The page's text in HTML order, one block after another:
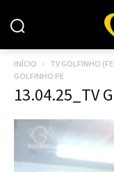
INÍCIO TV GOLFINHO
GOLFINHO PE
13.04.25_TV